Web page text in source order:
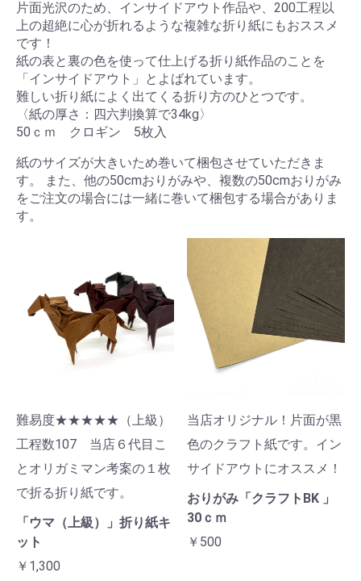
カートへ進む
片面光沢のため、インサイドアウト作品や、200工程以
上の超絶に心が折れるような複雑な折り紙にもおススメ
です！
紙の表と裏の色を使って仕上げる折り紙作品のことを
「インサイドアウト」とよばれています。
難しい折り紙によく出てくる折り方のひとつです。
〈紙の厚さ：四六判換算で34kg〉
50ｃｍ クロギン 5枚入
紙のサイズが大きいため巻いて梱包させていただきま
す。 また、他の50cmおりがみや、複数の50cmおりがみ
をご注文の場合には一緒に巻いて梱包する場合がありま
す。
難易度★★★★★（上級）
工程数107 当店６代目こ
とオリガミマン考案の１枚
で折る折り紙です。
「ウマ（上級）」折り紙キ
ット
￥1,300
当店オリジナル！片面が黒
色のクラフト紙です。イン
サイドアウトにオススメ！
おりがみ「クラフトBK 」
30ｃｍ
￥500